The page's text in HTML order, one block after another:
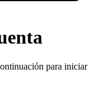
para iniciar